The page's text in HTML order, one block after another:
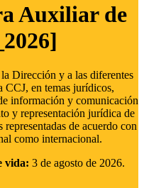
Auxiliar de
Dirección y a las diferentes
CCJ, en temas jurídicos,
información y comunicación
y representación jurídica de
de acuerdo con
como internacional.
vida: 3 de agosto de 2026.